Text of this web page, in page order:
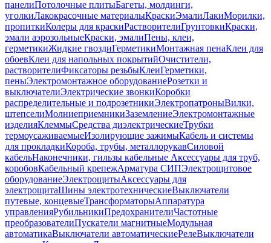
панелиПотолочные плитыБагеты, молдинги,
уголкиЛакокрасочные материалыКраскиЭмалиЛакиМорилки,
пропиткиКолеры для краскиРастворителиГрунтовкиКраски,
эмали аэрозольныеКраски, эмалиПены, клеи,
герметикиЖидкие гвоздиГерметикиМонтажная пенаКлеи для
обоевКлеи для напольных покрытийОчистители,
растворителиФиксаторы резьбыКлеиГерметики,
пеныЭлектромонтажное оборудованиеРозетки и
выключателиЭлектрические звонкиКоробки
распределительные и подрозетникиЭлектропатроныВилки,
штепселиМолниеприемникиЗаземлениеЭлектромонтажные
изделияКлеммыСредства диэлектрическиеТрубки
термоусаживаемыеИзолирующие зажимыКабель и системы
для прокладкиКороба, трубы, металлорукавСиловой
кабельНаконечники, гильзы кабельные Аксессуары для труб,
коробовКабельный крепежАрматура СИПЭлектрощитовое
оборудованиеЭлектрощитыАксессуары для
электрощитаШины электротехническиеВыключатели
путевые, концевыеТрансформаторыАппаратура
управленияРубильникиПредохранителиЧастотные
преобразователиПускатели магнитныеМодульная
автоматикаВыключатели автоматическиеРелеВыключатели